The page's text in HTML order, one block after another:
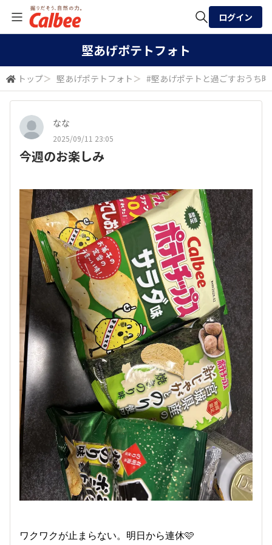
検索
ログイン
堅あげポテトフォト
トップ＞ 堅あげポテトフォト ＞ #堅あげポテトと過ごすおうち
なな
2025/09/11 23:05
今週のお楽しみ
ワクワクが止まらない。明日から連休🩷